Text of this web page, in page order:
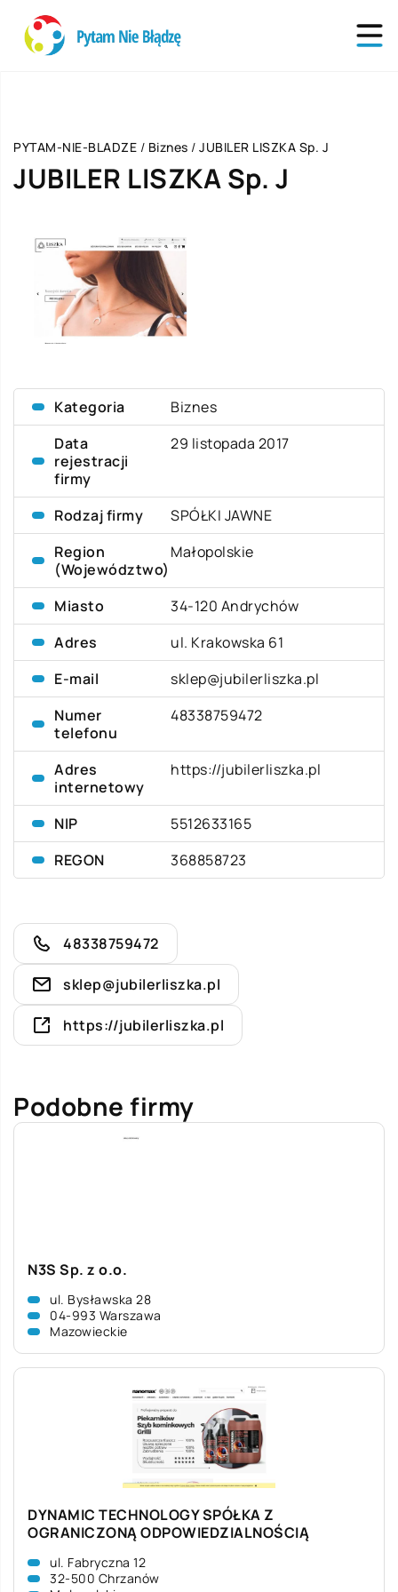
PYTAM-NIE-BLADZE / Biznes / JUBILER LISZKA Sp. J
JUBILER LISZKA Sp. J
Kategoria
Biznes
Data
rejestracji
firmy
29 listopada 2017
Rodzaj firmy
SPÓŁKI JAWNE
Region
(Województwo)
Małopolskie
Miasto
34-120 Andrychów
Adres
ul. Krakowska 61
E-mail
sklep@jubilerliszka.pl
Numer
telefonu
48338759472
Adres
internetowy
https://jubilerliszka.pl
NIP
5512633165
REGON
368858723
48338759472
sklep@jubilerliszka.pl
https://jubilerliszka.pl
Podobne firmy
N3S Sp. z o.o.
ul. Bysławska 28
04-993 Warszawa
Mazowieckie
DYNAMIC TECHNOLOGY SPÓŁKA Z
OGRANICZONĄ ODPOWIEDZIALNOŚCIĄ
ul. Fabryczna 12
32-500 Chrzanów